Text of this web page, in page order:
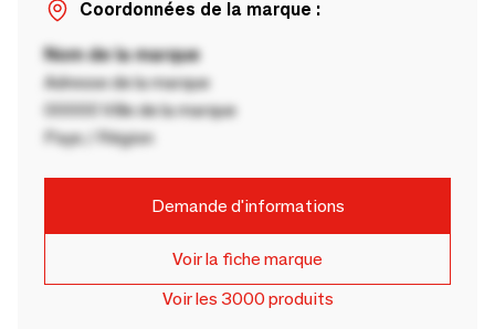
Coordonnées de la marque :
Nom de la marque
Adresse de la marque
00000 Ville de la marque
Pays / Région
Demande d'informations
Voir la fiche marque
Voir les 3000 produits